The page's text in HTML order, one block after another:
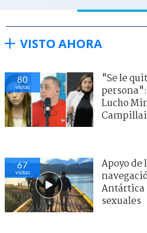
VISTO AHORA
80
visitas
"Se le
Lucho
67
visitas
Apoyo de
Antártica
sexuales